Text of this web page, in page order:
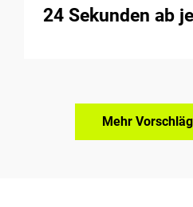
24 Sekunden ab
Mehr